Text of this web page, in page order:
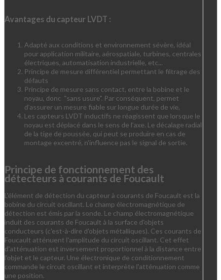
Avantages du capteur LVDT :
Adapté aux conditions et environnement sévère, idéal
pour application militaire, aérospatiale, turbines, centrales
électriques, automatisation industrielle, etc...
Principe de mesure différentiel permettant le filtrage des
défauts
Principe de mesure sans contact, entre la bobine et le
noyau, donc "sans usure". Par conséquent, permet
d’assurer un mesure fiable sur longue durée de vie,
Les capteurs LVDT inductifs ne réagissent que lorsque le
noyau est déplacé dans le sens de l'axe. Le décalage radial
de la tige de poussée, qui peut se produire en cas de
montage excentré, n'influence pas le signal de sortie.
Principe de fonctionnement des
détecteurs à courants de Foucault
L'élément de détection du capteur à courants de Foucault est la
bobine du circuit oscillant. Le champ électromagnétique de
détection est émis par la sonde. Le champ électromagnétique
induit des courants de Foucault à la surface d'objets
conducteurs (c'est-à-dire d'objets métalliques). Ces courants de
Foucault atténuent l'amplitude du circuit oscillant. Cet effet
d'atténuation est inversement proportionnel à la distance entre
l'objet et le capteur. Une électronique de conditionnement
commande le circuit oscillant et interprète l'atténuation comme
une position.